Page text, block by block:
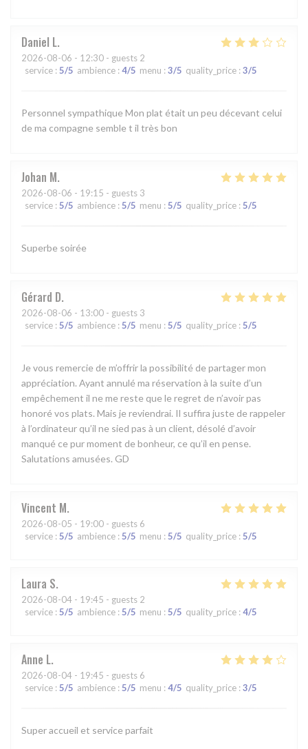
Daniel L
2026-08-06 - 12:30 - guests 2
service : 5/5 ambience : 4/5 menu : 3/5 quality_price : 3/5
Personnel sympathique Mon plat était un peu décevant celui
de ma compagne semble t il très bon
Johan M
2026-08-06 - 19:15 - guests 3
service : 5/5 ambience : 5/5 menu : 5/5 quality_price : 5/5
Superbe soirée
Gérard D
2026-08-06 - 13:00 - guests 3
service : 5/5 ambience : 5/5 menu : 5/5 quality_price : 5/5
Je vous remercie de m’offrir la possibilité de partager mon
appréciation. Ayant annulé ma réservation à la suite d’un
empêchement il ne me reste que le regret de n’avoir pas
honoré vos plats. Mais je reviendrai. Il suffira juste de rappeler
à l’ordinateur qu’il ne sied pas à un client, désolé d’avoir
manqué ce pur moment de bonheur, ce qu’il en pense.
Salutations amusées. GD
Vincent M
2026-08-05 - 19:00 - guests 6
service : 5/5 ambience : 5/5 menu : 5/5 quality_price : 5/5
Laura S
2026-08-04 - 19:45 - guests 2
service : 5/5 ambience : 5/5 menu : 5/5 quality_price : 4/5
Anne L
2026-08-04 - 19:45 - guests 6
service : 5/5 ambience : 5/5 menu : 4/5 quality_price : 3/5
Super accueil et service parfait